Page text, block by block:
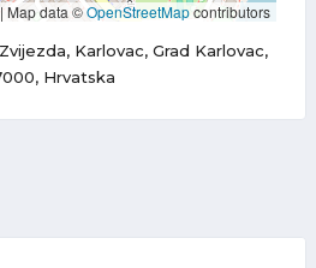
| Map data ©OpenStreetMapcontributors
Karlovac, Grad Karlovac,
Hrvatska